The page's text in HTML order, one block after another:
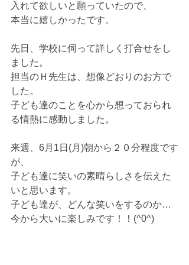
入れて欲しいと願っていたので、
本当に嬉しかったです。
先日、学校に伺って詳しく打合せをし
ました。
担当のＨ先生は、想像どおりのお方で
した。
子ども達のことを心から想っておられ
る情熱に感動しました。
来週、6月1日(月)朝から２０分程度です
が、
子ども達に笑いの素晴らしさを伝えた
いと思います。
子ども達が、どんな笑いをするのか…
今から大いに楽しみです！！(^0^)